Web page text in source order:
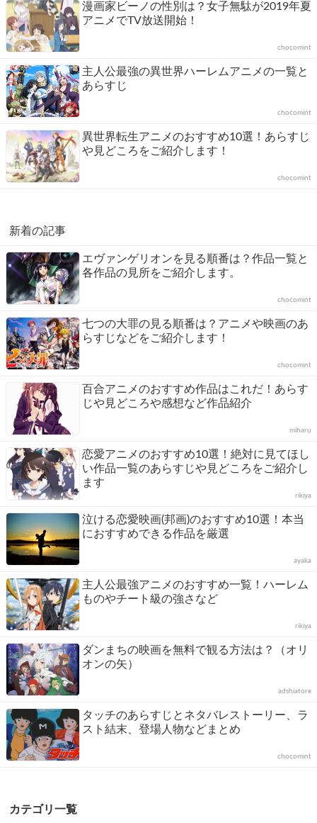
漫画家ビーノの性別は？女子無駄が2019年夏
アニメでTV放送開始！
chocomint
主人公最強の異世界ハーレムアニメの一覧と
あらすじ
chocomint
異世界転生アニメのおすすめ10選！あらすじ
や見どころをご紹介します！
chocomint
新着の記事
エヴァンゲリオンを見る順番は？作品一覧と
各作品の見所をご紹介します。
chocomint
七つの大罪の見る順番は？アニメや映画のあ
らすじなどをご紹介します！
chocomint
百合アニメのおすすめ作品はこれだ！あらす
じや見どころや感想など作品紹介
miharu
恋愛アニメのおすすめ10選！絶対に見てほし
い作品一覧のあらすじや見どころをご紹介し
ます
rikiya
泣ける恋愛映画(邦画)のおすすめ10選！本当
におすすめできる作品を厳選
ayaka
主人公最強アニメのおすすめ一覧！ハーレム
ものやチート級の強さなど
rikiya
ダンまちの映画を無料で観る方法は？（オリ
オンの矢）
adshiatore
タッチのあらすじとネタバレストーリー、ラ
スト結末、登場人物などまとめ
chocomint
カテゴリ一覧